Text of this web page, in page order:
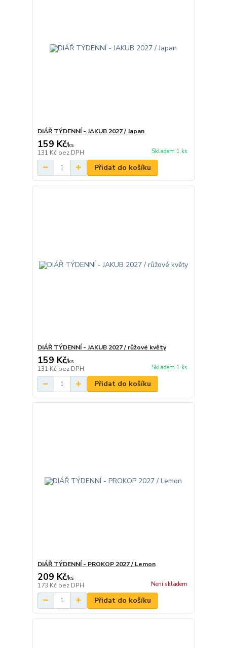
DIÁŘ TÝDENNÍ - JAKUB 2027 / Japan
159 Kč/ks
131 Kč bez DPH Skladem 1 ks
Přidat do košíku
DIÁŘ TÝDENNÍ - JAKUB 2027 / růžové květy
159 Kč/ks
131 Kč bez DPH Skladem 1 ks
Přidat do košíku
DIÁŘ TÝDENNÍ - PROKOP 2027 / Lemon
209 Kč/ks
173 Kč bez DPH Není skladem
Přidat do košíku